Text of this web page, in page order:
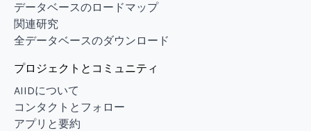
データベースのロードマップ
関連研究
全データベースのダウンロード
プロジェクトとコミュニティ
AIIDについて
コンタクトとフォロー
アプリと要約